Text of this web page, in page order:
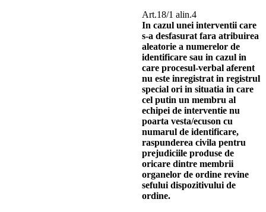
Art.18/1 alin.4
In cazul unei interventii care
s-a desfasurat fara atribuirea
aleatorie a numerelor de
identificare sau in cazul in
care procesul-verbal aferent
nu este inregistrat in registrul
special ori in situatia in care
cel putin un membru al
echipei de interventie nu
poarta vesta/ecuson cu
numarul de identificare,
raspunderea civila pentru
prejudiciile produse de
oricare dintre membrii
organelor de ordine revine
sefului dispozitivului de
ordine.